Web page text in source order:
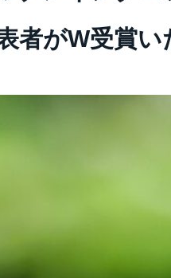
者がW受賞い